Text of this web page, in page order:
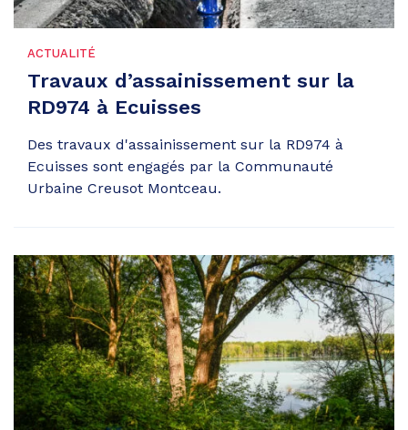
ACTUALITÉ
Travaux d’assainissement sur la
RD974 à Ecuisses
Des travaux d'assainissement sur la RD974 à
Ecuisses sont engagés par la Communauté
Urbaine Creusot Montceau.